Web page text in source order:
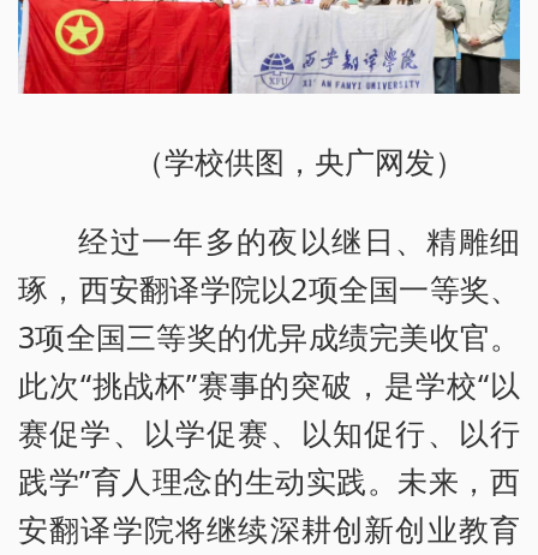
（学校供图，央广网发）
经过一年多的夜以继日、精雕细
琢，西安翻译学院以2项全国一等奖、
3项全国三等奖的优异成绩完美收官。
此次“挑战杯”赛事的突破，是学校“以
赛促学、以学促赛、以知促行、以行
践学”育人理念的生动实践。未来，西
安翻译学院将继续深耕创新创业教育